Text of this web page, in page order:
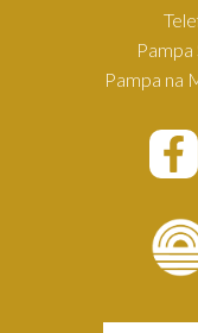
Pampa
Pampa na